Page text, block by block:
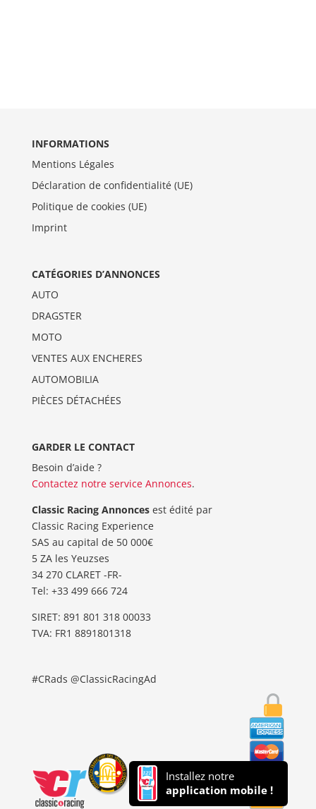
INFORMATIONS
Mentions Légales
Déclaration de confidentialité (UE)
Politique de cookies (UE)
Imprint
CATÉGORIES D’ANNONCES
AUTO
DRAGSTER
MOTO
VENTES AUX ENCHERES
AUTOMOBILIA
PIÈCES DÉTACHÉES
GARDER LE CONTACT
Besoin d’aide ?
Contactez notre service Annonces.
Classic Racing Annoncesest édité par
Classic Racing Experience
SAS au capital de 50 000€
5 ZA les Yeuzses
34 270 CLARET -FR-
Tel: ‭+33 499 666 724‬
SIRET: 891 801 318 00033
TVA: FR1 8891801318
#CRads @ClassicRacingAd
Installez notre
application mobile !